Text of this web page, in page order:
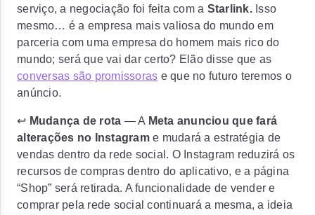
serviço, a negociação foi feita com a Starlink.Isso
mesmo… é a empresa mais valiosa do mundo em
parceria com uma empresa do homem mais rico do
mundo; será que vai dar certo? Elão disse que as
conversas são promissoras e que no futuro teremos o
anúncio.
↩️ Mudança de rota — A Meta anunciou que fará
alterações no Instagrame mudará a estratégia de
vendas dentro da rede social. O Instagram reduzirá os
recursos de compras dentro do aplicativo, e a página
“Shop” será retirada. A funcionalidade de vender e
comprar pela rede social continuará a mesma, a ideia